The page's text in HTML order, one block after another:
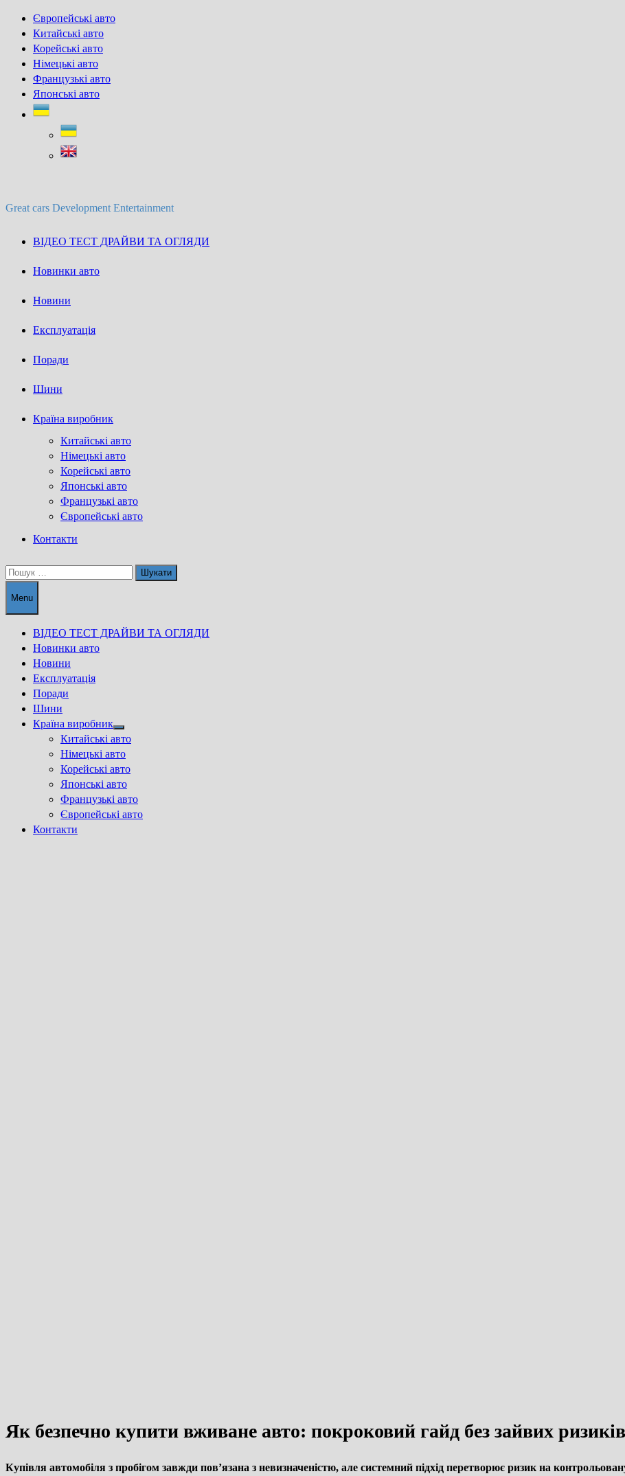
Skip
content
Європейські авто
Китайські авто
Корейські авто
Німецькі авто
Французькі авто
Японські авто
Great cars Development Entertainment
ВІДЕО ТЕСТ ДРАЙВИ ТА ОГЛЯДИ
Новинки авто
Новини
Експлуатація
Поради
Шини
Країна виробник
Китайські авто
Німецькі авто
Корейські авто
Японські авто
Французькі авто
Європейські авто
Контакти
Пошук:
Menu
ВІДЕО ТЕСТ ДРАЙВИ ТА ОГЛЯДИ
Новинки авто
Новини
Експлуатація
Поради
Шини
Країна виробник
Show
sub
menu
Китайські авто
Німецькі авто
Корейські авто
Японські авто
Французькі авто
Європейські авто
Контакти
Як безпечно купити вживане авто: покроковий гайд без зайвих ризиків
Купівля автомобіля з пробігом завжди пов’язана з невизначеністю, але системний підхід перетворює ризик на